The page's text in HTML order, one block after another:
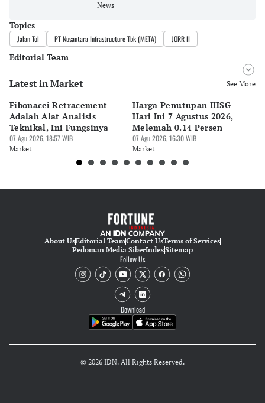
News
Topics
Jalan Tol PT Nusantara Infrastructure Tbk (META) JORR II
Editorial Team
Editor
Editor
Tanayastri Dini
Latest in Market See More
Fibonacci Retracement
Adalah Alat Analisis
Teknikal, Ini Fungsinya
07 Agu 2026, 18:57 WIB
Market
Harga Penutupan IHSG
Hari Ini 7 Agustus 2026,
Melemah 0.14 Persen
07 Agu 2026, 16:30 WIB
Market
About UsEditorial TeamContact UsTerms of Services
Pedoman Media SiberIndexSitemap
Follow Us
Download
© 2026 IDN. All Rights Reserved.